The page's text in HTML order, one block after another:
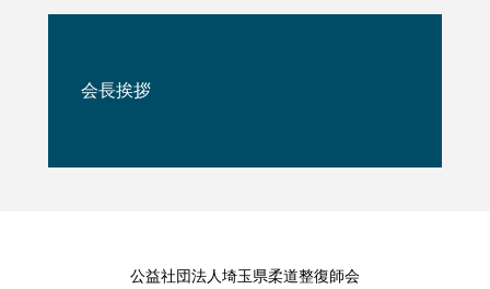
会長挨拶
公益社団法人埼玉県柔道整復師会